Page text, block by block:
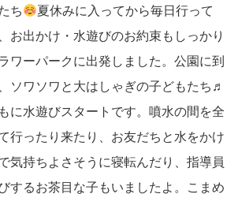
ち
夏休みに入ってから毎日行って
お出かけ・水遊びのお約束もしっかり
ワーパークに出発しました。公園に到
ソワソワと大はしゃぎの子どもたち♬
に水遊びスタートです。噴水の間を全
行ったり来たり、お友だちと水をかけ
気持ちよさそうに寝転んだり、指導員
するお茶目な子もいましたよ。こまめ